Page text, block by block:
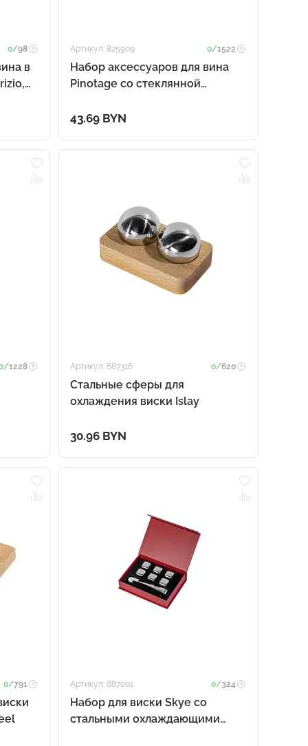
0/98
в
Артикул: 825909 0/1522
Набор аксессуаров для вина
Pinotage со стеклянной
43.69 BYN
1228 Артикул: 687316 0/620
Стальные сферы для
охлаждения виски Islay
30.96 BYN
0/791 Артикул: 887001 0/324
Набор для виски Skye со
стальными охлаждающими